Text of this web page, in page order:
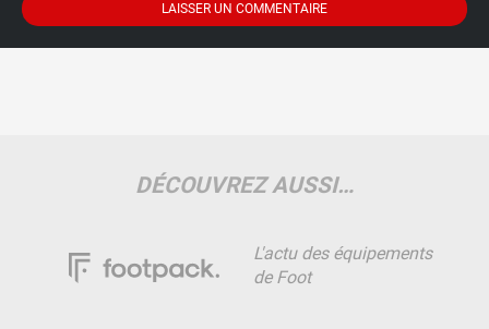
DÉCOUVREZ AUSSI…
L'actu des équipements
de Foot